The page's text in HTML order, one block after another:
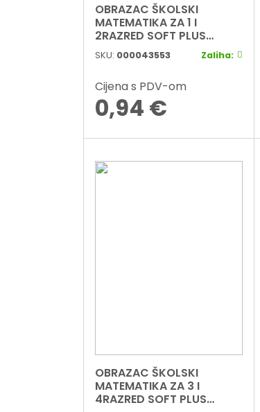
OBRAZAC ŠKOLSKI
MATEMATIKA ZA 1 I
2RAZRED SOFT PLUS
CONNECT GIRL
SKU: 000043553 Zaliha:
Cijena s PDV-om
0,94 €
OBRAZAC ŠKOLSKI
MATEMATIKA ZA 3 I
4RAZRED SOFT PLUS